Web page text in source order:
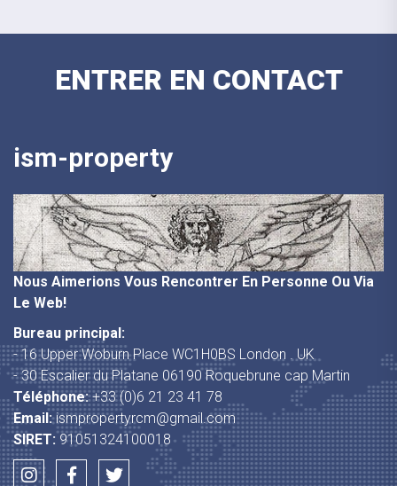
ENTRER EN CONTACT
ism-property
Nous Aimerions Vous Rencontrer En Personne Ou Via
Le Web!
Bureau principal:
- 16 Upper Woburn Place WC1H0BS London . UK
- 30 Escalier du Platane 06190 Roquebrune cap Martin
Téléphone:+33 (0)6 21 23 41 78
Email: ismpropertyrcm@gmail.com
SIRET: 91051324100018